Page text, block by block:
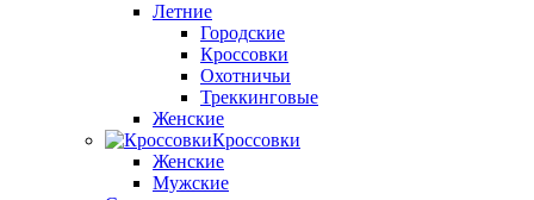
Летние
Городские
Кроссовки
Охотничьи
Треккинговые
Женские
Кроссовки
Женские
Мужские